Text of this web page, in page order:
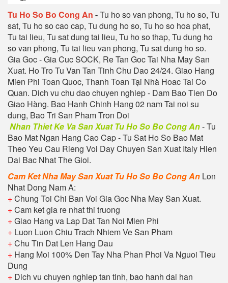
Tu Ho So Bo Cong An -Tu ho so van phong, Tu ho so, Tu
sat, Tu ho so cao cap, Tu dung ho so, Tu ho so hoa phat,
Tu tai lieu, Tu sat dung tai lieu, Tu ho so thap, Tu dung ho
so van phong, Tu tai lieu van phong, Tu sat dung ho so.
Gia Goc - Gia Cuc SOCK, Re Tan Goc Tai Nha May San
Xuat. Ho Tro Tu Van Tan Tinh Chu Dao 24/24. Giao Hang
Mien Phi Toan Quoc, Thanh Toan Tại Nhà Hoac Tai Co
Quan. Dich vu chu dao chuyen nghiep - Dam Bao Tien Do
Giao Hàng. Bao Hanh Chinh Hang 02 nam Tai noi su
dung, Bao Tri San Pham Tron Doi
Nhan Thiet Ke Va San Xuat Tu Ho So Bo Cong An- Tu
Bao Mat Ngan Hang Cao Cap - Tu Sat Ho So Bao Mat
Theo Yeu Cau Rieng Voi Day Chuyen San Xuat Italy Hien
Dai Bac Nhat The Gioi.
Cam Ket Nha May San Xuat Tu Ho So Bo Cong An Lon
Nhat Dong Nam A:
+Chung Toi Chi Ban Voi Gia Goc Nha May San Xuat.
+Cam ket gia re nhat thi truong
+Giao Hang va Lap Dat Tan Noi Mien Phi
+ Luon Luon Chiu Trach Nhiem Ve San Pham
+Chu Tin Dat Len Hang Dau
+ Hang Moi 100% Den Tay Nha Phan Phoi Va Nguoi Tieu
Dung
+ Dich vu chuyen nghiep tan tinh, bao hanh dai han